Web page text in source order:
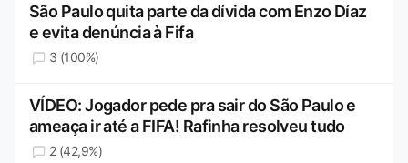
São Paulo quita parte da dívida com Enzo Díaz
e evita denúncia à Fifa
3 (100%)
VÍDEO: Jogador pede pra sair do São Paulo e
ameaça ir até a FIFA! Rafinha resolveu tudo
2 (42,9%)